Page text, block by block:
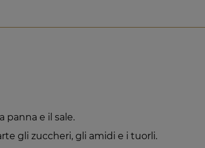
panna e il sale.
gli zuccheri, gli amidi e i tuorli.